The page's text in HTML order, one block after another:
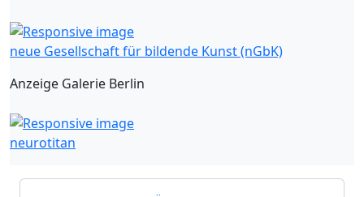
neue Gesellschaft für bildende Kunst (nGbK)
Anzeige Galerie Berlin
neurotitan